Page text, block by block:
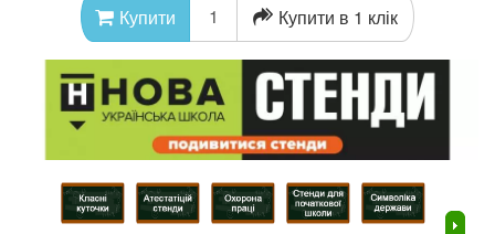
Купити Купити в 1 клік